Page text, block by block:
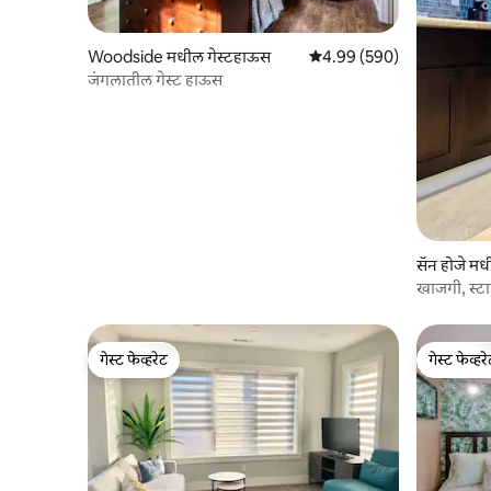
Woodside मधील गेस्टहाऊस 5 पैकी 4.99 सरासरी रेटिंग,
4.99 (590)
जंगलातील गेस्ट हाऊस
सॅन होजे
खाजगी,
गेस्ट फेव्हरेट
गेस्ट फेव्हरेट
गेस्ट
गेस्ट